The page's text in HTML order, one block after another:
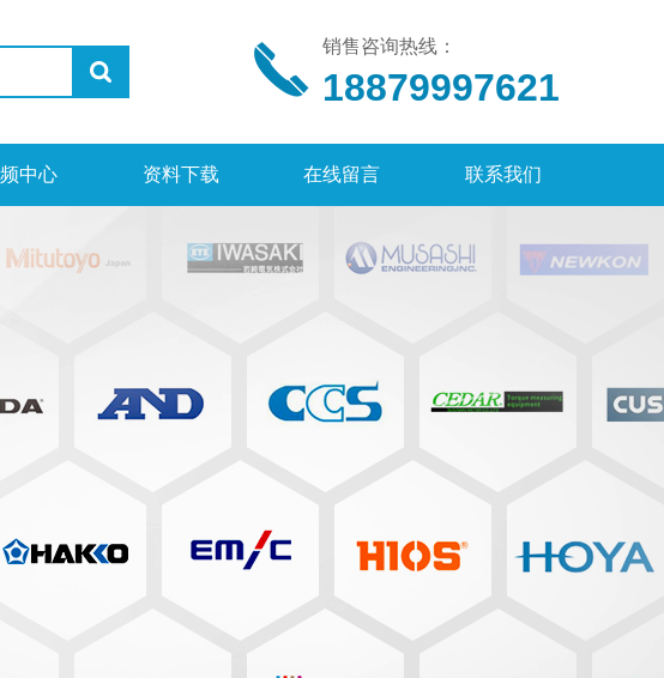
销售咨询热线：
18879997621
中心 资料下载 在线留言 联系我们